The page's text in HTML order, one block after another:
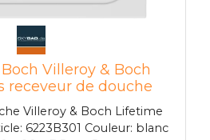
Villeroy & Boch
receveur de douche
x 3,5 cm, blanc avec
Villeroy & Boch Lifetime
6223B301 Couleur: blanc